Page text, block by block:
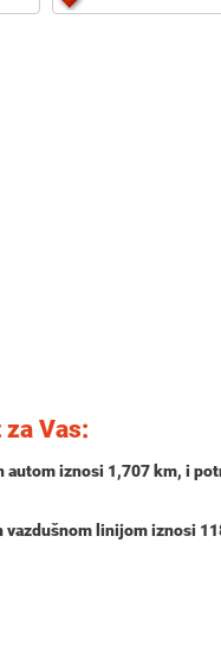
Vas:
autom iznosi 1,707 km, i
vazdušnom linijom iznosi